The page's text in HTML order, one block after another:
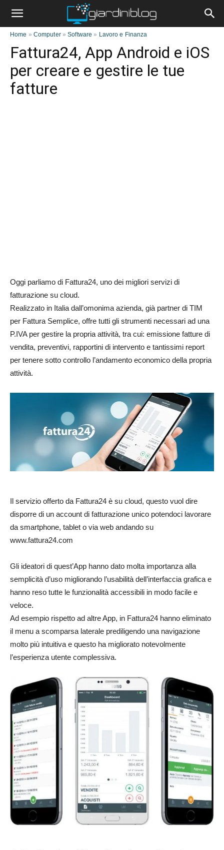
Home » Computer»Software » Lavoro e Finanza
Fattura24, App Android e iOS
per creare e gestire le tue
fatture
Oggi parliamo di Fattura24, uno dei migliori servizi di
fatturazione su cloud.
Realizzato in Italia dall’omonima azienda, già partner di TIM
per Fattura Semplice, offre tutti gli strumenti necessari ad una
P.IVA per gestire la propria attività, tra cui: emissione fatture di
vendita, preventivi, rapportini di intervento e tantissimi report
per tenere sotto controllo l’andamento economico della propria
attività.
Il servizio offerto da Fattura24 è su cloud, questo vuol dire
disporre di un account di fatturazione unico potendoci lavorare
da smartphone, tablet o via web andando su
www.fattura24.com
Gli ideatori di quest’App hanno dato molta importanza alla
semplicità d’uso migliorando l’usabilità dell’interfaccia grafica e
hanno reso tutte le funzionalità accessibili in modo facile e
veloce.
Ad esempio rispetto ad altre App, in Fattura24 hanno eliminato
il menu a scomparsa laterale prediligendo una navigazione
molto più intuitiva e questo ha migliorato notevolmente
l’esperienza utente complessiva.